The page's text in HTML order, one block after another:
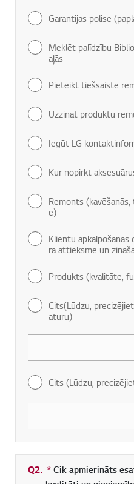
Garantijas polise
Meklēt palīdzību
aļās
Pieteikt tiešsaistē
Uzzināt produktu
Iegūt LG
Kur nopirkt
Remonts
e)
Klientu
ra attieksme un
Produkts (kvalitāte,
Cits(Lūdzu,
aturu)
Cits (Lūdzu,
Q2. *Obligāti aizpildāms
Cik apmierināts